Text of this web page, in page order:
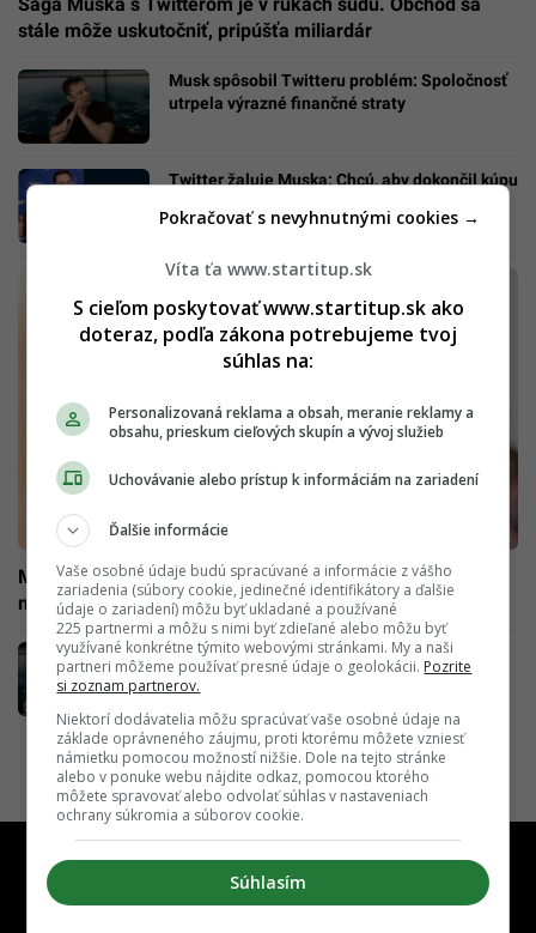
stále môže uskutočniť, pripúšťa miliardár
Musk spôsobil Twitteru problém: Spoločnosť
utrpela výrazné finančné straty
Twitter žaluje Muska: Chcú, aby dokončil kúpu
Musk sa vyhráža odstúpením od kúpy Twitteru za 44
miliárd dolárov
Musk sa tešil predčasne. Jeho kúpa Twitteru
je dočasne pozastavená
Víta ťa www.startitup.sk
S cieľom poskytovať www.startitup.sk ako
doteraz, podľa zákona potrebujeme tvoj
súhlas na:
Personalizovaná reklama a obsah, meranie reklamy a
obsahu, prieskum cieľových skupín a vývoj služieb
Uchovávanie alebo prístup k informáciám na zariadení
Ďalšie informácie
Vaše osobné údaje budú spracúvané a informácie z vášho
zariadenia (súbory cookie, jedinečné identifikátory a ďalšie
údaje o zariadení) môžu byť ukladané a používané
225 partnermi a môžu s nimi byť zdieľané alebo môžu byť
využívané konkrétne týmito webovými stránkami. My a naši
partneri môžeme používať presné údaje o geolokácii. Pozrite
si zoznam partnerov.
Niektorí dodávatelia môžu spracúvať vaše osobné údaje na
základe oprávneného záujmu, proti ktorému môžete vzniesť
námietku pomocou možností nižšie. Dole na tejto stránke
alebo v ponuke webu nájdite odkaz, pomocou ktorého
môžete spravovať alebo odvolať súhlas v nastaveniach
ochrany súkromia a súborov cookie.
Súhlasím
Pokračovať s nevyhnutnými cookies →